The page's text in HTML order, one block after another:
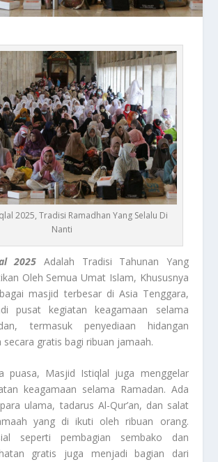
2025, Tradisi Ramadhan Yang Selalu Di
Nanti
2025 Adalah Tradisi Tahunan Yang
Oleh Semua Umat Islam, Khususnya
masjid terbesar di Asia Tenggara,
pusat kegiatan keagamaan selama
termasuk penyediaan hidangan
secara gratis bagi ribuan jamaah.
puasa, Masjid Istiqlal juga menggelar
keagamaan selama Ramadan. Ada
ulama, tadarus Al-Qur’an, dan salat
yang di ikuti oleh ribuan orang.
seperti pembagian sembako dan
gratis juga menjadi bagian dari